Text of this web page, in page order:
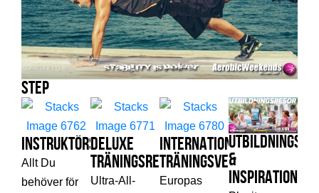
Step
Instruktörsutbildning
Allt Du
behöver för
Deluxe
Träningsresor
Ultra-All-
Internationella
Träningsveckor
Europas
Utbildnings
&